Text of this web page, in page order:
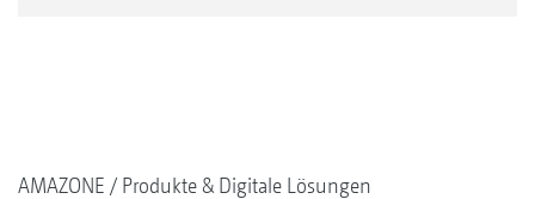
AMAZONE
Produkte & Digitale Lösungen